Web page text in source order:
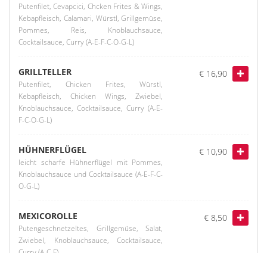
Putenfilet, Cevapcici, Chcken Frites & Wings,
Kebapfleisch, Calamari, Würstl, Grillgemüse,
Pommes, Reis, Knoblauchsauce,
Cocktailsauce, Curry (A-E-F-C-O-G-L)
GRILLTELLER
Putenfilet, Chicken Frites, Würstl,
Kebapfleisch, Chicken Wings, Zwiebel,
Knoblauchsauce, Cocktailsauce, Curry (A-E-
F-C-O-G-L)
€ 16,90
HÜHNERFLÜGEL
leicht scharfe Hühnerflügel mit Pommes,
Knoblauchsauce und Cocktailsauce (A-E-F-C-
O-G-L)
€ 10,90
MEXICOROLLE
Putengeschnetzeltes, Grillgemüse, Salat,
Zwiebel, Knoblauchsauce, Cocktailsauce,
€ 8,50